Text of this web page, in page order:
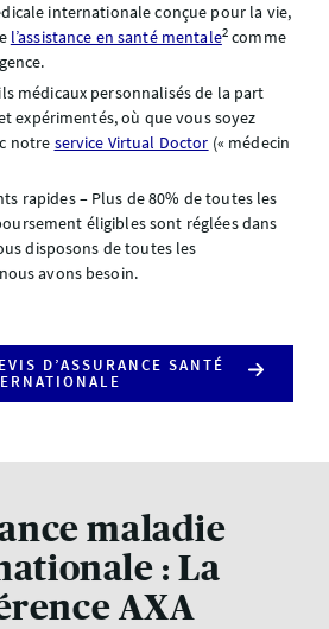
internationale conçue pour la vie,
l’assistance en santé mentale2 comme
médicaux personnalisés de la part
expérimentés, où que vous soyez
notre service Virtual Doctor (« médecin
rapides – Plus de 80% de toutes les
éligibles sont réglées dans
disposons de toutes les
avons besoin.
D’ASSURANCE SANTÉ
maladie
: La
AXA